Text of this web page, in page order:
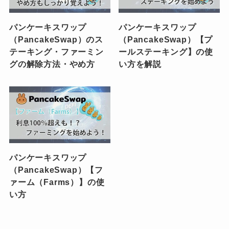
パンケーキスワップ
（PancakeSwap）のス
テーキング・ファーミン
グの解除方法・やめ方
パンケーキスワップ
（PancakeSwap）【プ
ールステーキング】の使
い方を解説
パンケーキスワップ
（PancakeSwap）【フ
ァーム（Farms）】の使
い方